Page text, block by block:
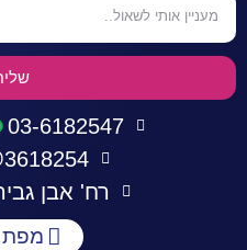
03-6182547
3618254@gmail.com
רח' אבן גבירול 16,
מפת